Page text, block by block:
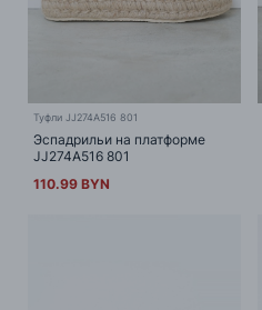
Туфли JJ274A516 801
Эспадрильи на платформе
JJ274A516 801
110.99 BYN